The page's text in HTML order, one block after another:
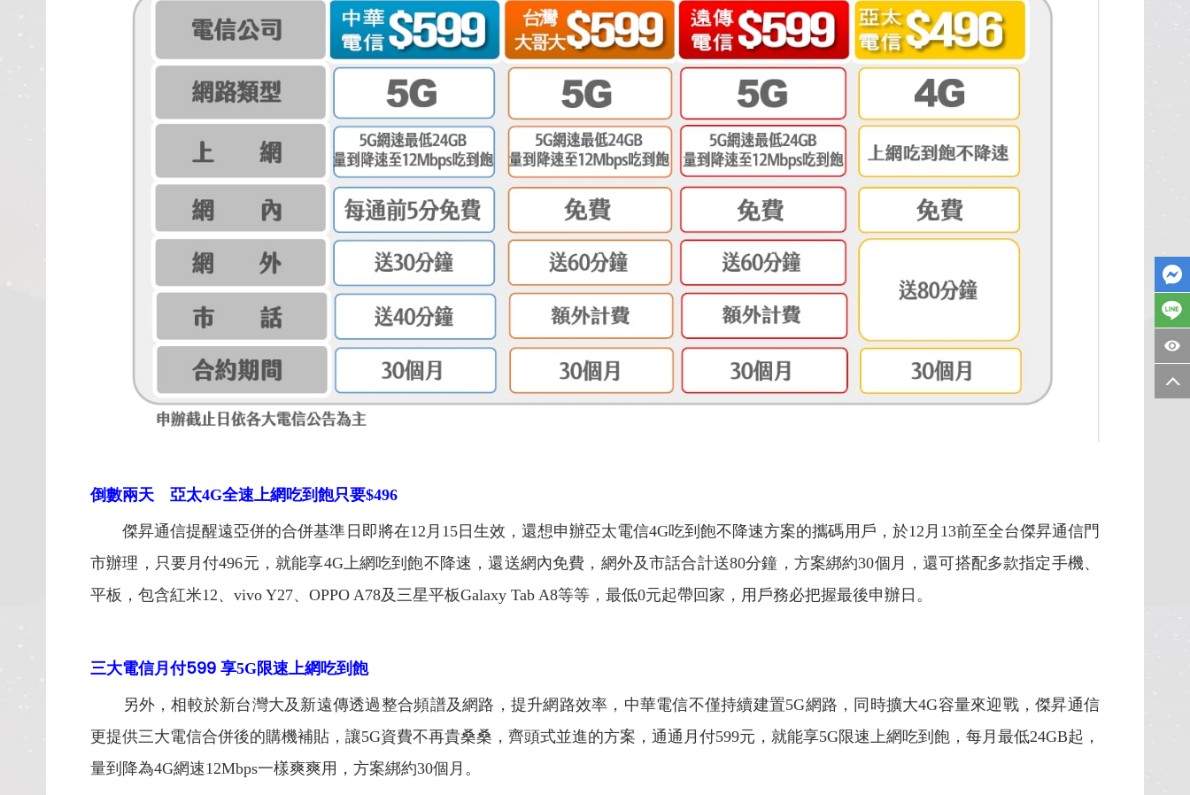
倒數兩天 亞太4G全速上網吃到飽只要$496
傑昇通信提醒遠亞併的合併基準日即將在12月15日生效，還想申辦亞太電信4G吃到飽不降速方案的攜碼用戶，於12月13前至全台傑昇通信門
市辦理，只要月付496元，就能享4G上網吃到飽不降速，還送網內免費，網外及市話合計送80分鐘，方案綁約30個月，還可搭配多款指定手機、
平板，包含紅米12、vivo Y27、OPPO A78及三星平板Galaxy Tab A8等等，最低0元起帶回家，用戶務必把握最後申辦日。
三大電信月付599 享5G限速上網吃到飽
另外，相較於新台灣大及新遠傳透過整合頻譜及網路，提升網路效率，中華電信不僅持續建置5G網路，同時擴大4G容量來迎戰，傑昇通信
更提供三大電信合併後的購機補貼，讓5G資費不再貴桑桑，齊頭式並進的方案，通通月付599元，就能享5G限速上網吃到飽，每月最低24GB起，
量到降為4G網速12Mbps一樣爽爽用，方案綁約30個月。